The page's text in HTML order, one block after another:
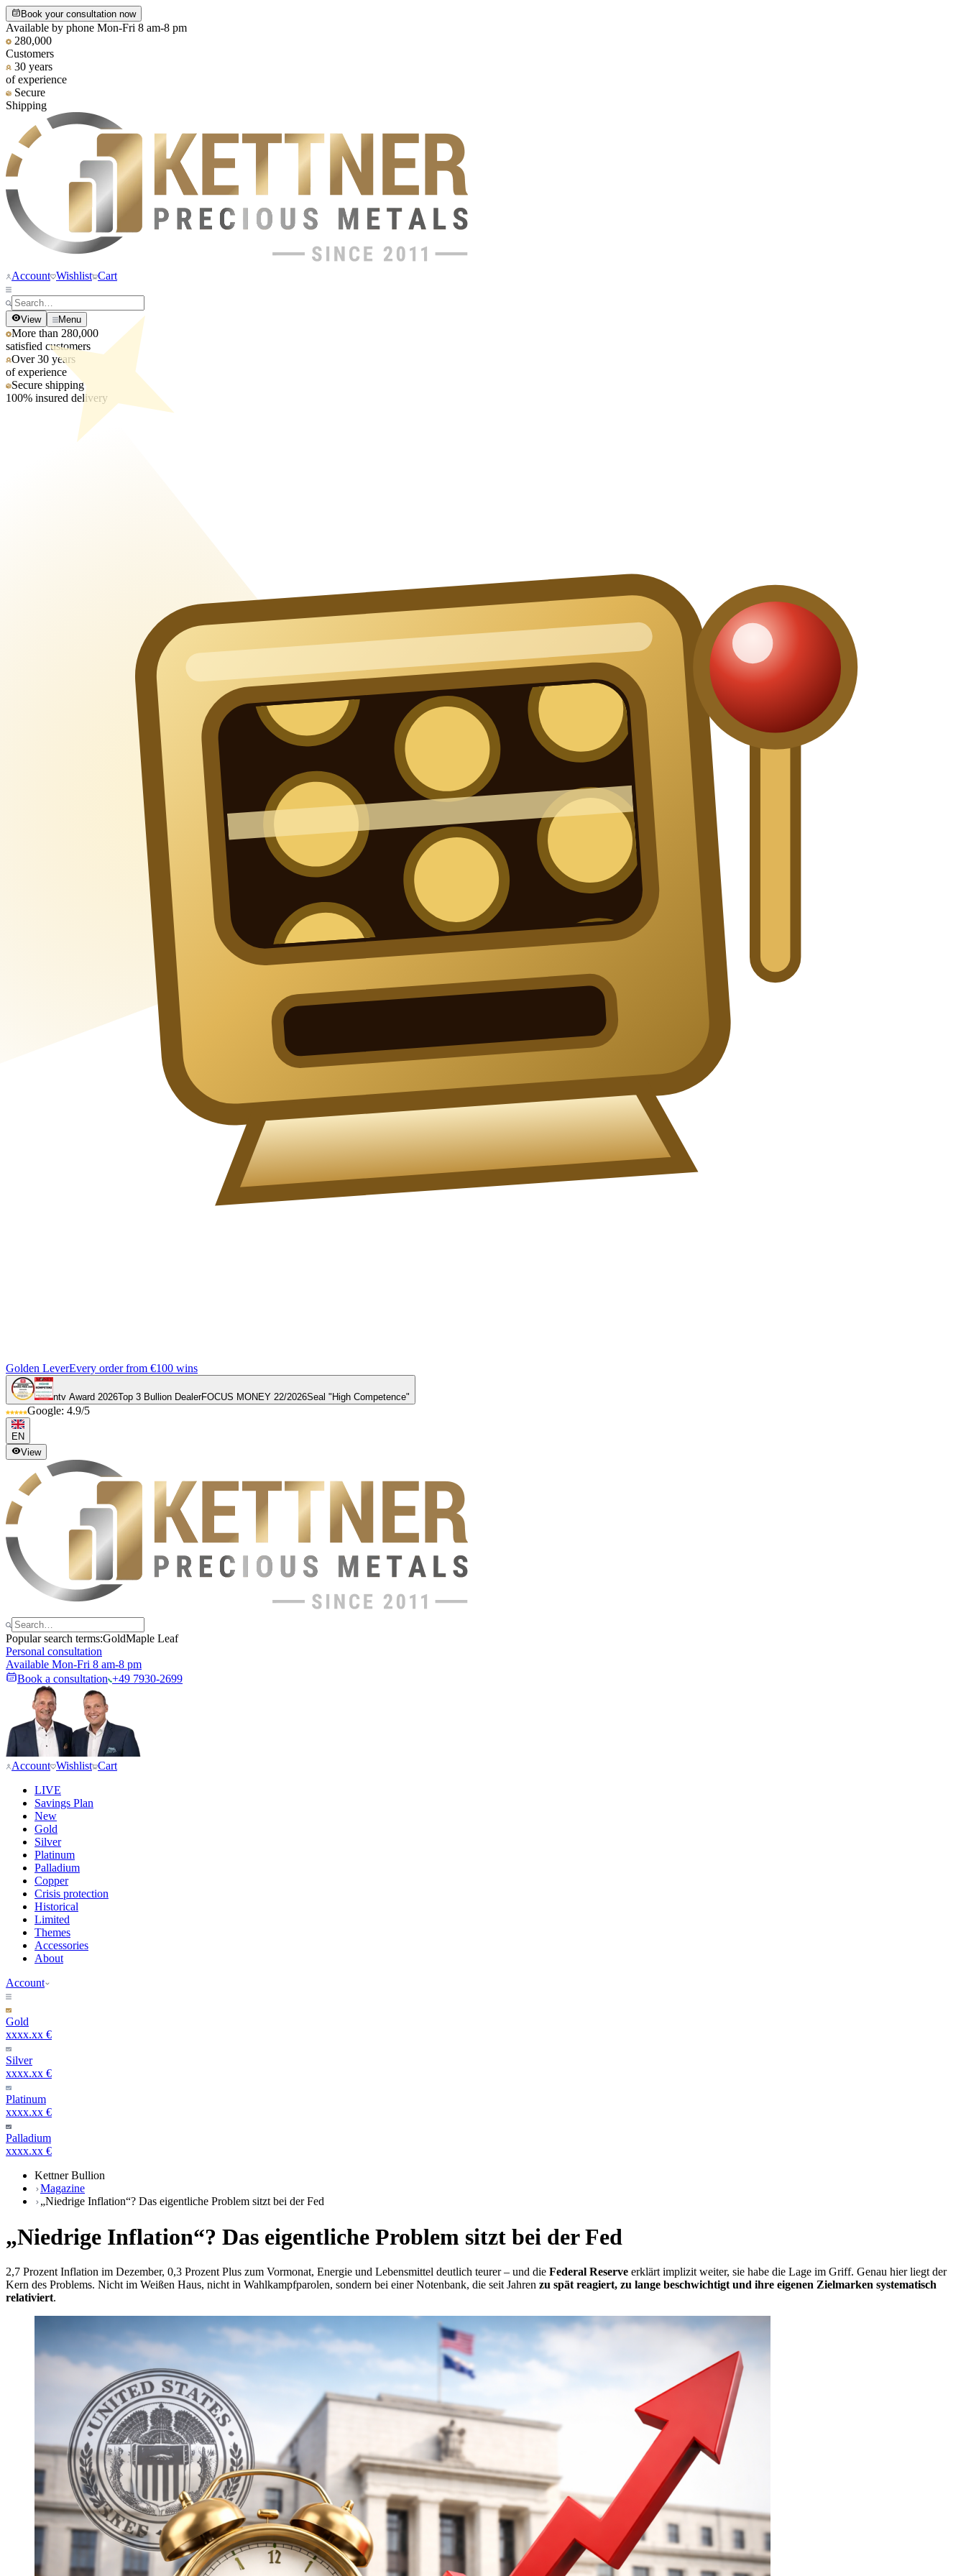
Book your consultation now
Available by phone Mon-Fri 8 am-8 pm
280,000
Customers
30 years
of experience
Secure
Shipping
Account Wishlist Cart
View Menu
More than 280,000
satisfied customers
Over 30 years
of experience
Secure shipping
100% insured delivery
Golden LeverEvery order from €100 wins
ntv Award 2026Top 3 Bullion DealerFOCUS MONEY 22/2026Seal "High Competence"
Google: 4.9/5
EN
View
Popular search terms:GoldMaple Leaf
Personal consultation
Available Mon-Fri 8 am-8 pm
Book a consultation +49 7930-2699
Account Wishlist Cart
LIVE
Savings Plan
New
Gold
Silver
Platinum
Palladium
Copper
Crisis protection
Historical
Limited
Themes
Accessories
About
Account
Gold
xxxx.xx €
Silver
xxxx.xx €
Platinum
xxxx.xx €
Palladium
xxxx.xx €
Kettner Bullion
Magazine
„Niedrige Inflation“? Das eigentliche Problem sitzt bei der Fed
„Niedrige Inflation“? Das eigentliche Problem sitzt bei der Fed
2,7 Prozent Inflation im Dezember, 0,3 Prozent Plus zum Vormonat, Energie und Lebensmittel deutlich teurer – und die Federal Reserve erklärt implizit weiter, sie habe die Lage im Griff. Genau hier liegt der
Kern des Problems. Nicht im Weißen Haus, nicht in Wahlkampfparolen, sondern bei einer Notenbank, die seit Jahren zu spät reagiert, zu lange beschwichtigt und ihre eigenen Zielmarken systematisch
relativiert.